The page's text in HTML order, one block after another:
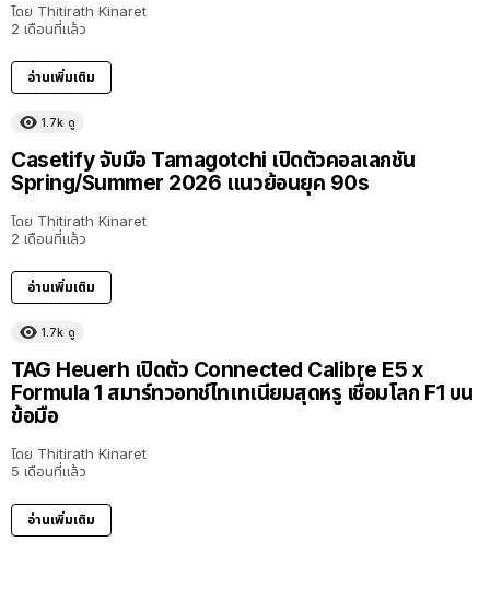
โดย Thitirath Kinaret
2 เดือนที่แล้ว
อ่านเพิ่มเติม
1.7k ดู
Casetify จับมือ Tamagotchi เปิดตัวคอลเลกชัน
Spring/Summer 2026 แนวย้อนยุค 90s
โดย Thitirath Kinaret
2 เดือนที่แล้ว
อ่านเพิ่มเติม
1.7k ดู
TAG Heuerh เปิดตัว Connected Calibre E5 x
Formula 1 สมาร์ทวอทช์ไทเทเนียมสุดหรู เชื่อมโลก F1 บน
ข้อมือ
โดย Thitirath Kinaret
5 เดือนที่แล้ว
อ่านเพิ่มเติม